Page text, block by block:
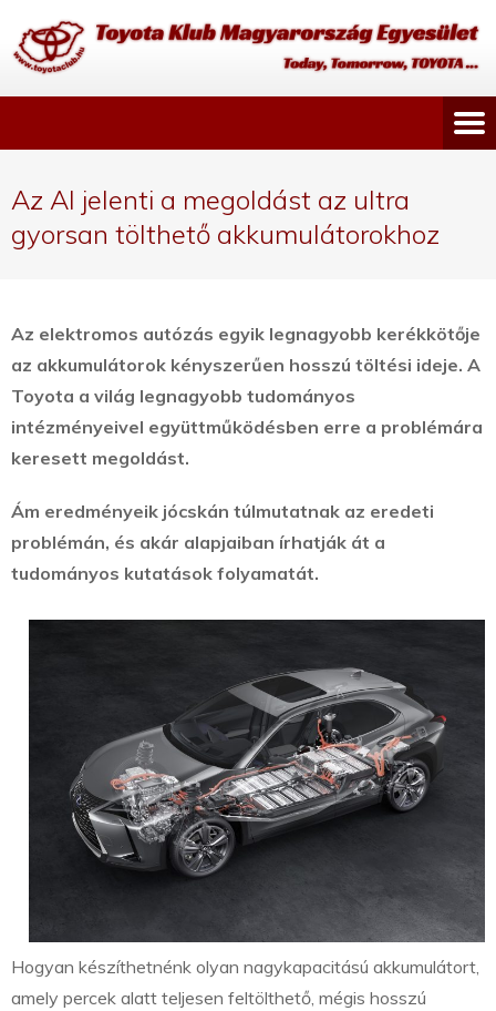
Az AI jelenti a megoldást az ultra
gyorsan tölthető akkumulátorokhoz
Az elektromos autózás egyik legnagyobb kerékkötője
az akkumulátorok kényszerűen hosszú töltési ideje. A
Toyota a világ legnagyobb tudományos
intézményeivel együttműködésben erre a problémára
keresett megoldást.
Ám eredményeik jócskán túlmutatnak az eredeti
problémán, és akár alapjaiban írhatják át a
tudományos kutatások folyamatát.
Hogyan készíthetnénk olyan nagykapacitású akkumulátort,
amely percek alatt teljesen feltölthető, mégis hosszú